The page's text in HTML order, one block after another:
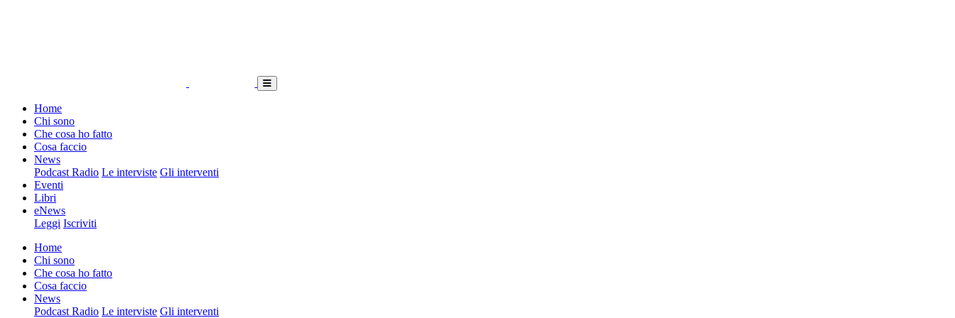
Home
Chi sono
Che cosa ho fatto
Cosa faccio
News
Podcast Radio Le interviste Gli interventi
Eventi
Libri
eNews
Leggi Iscriviti
Home
Chi sono
Che cosa ho fatto
Cosa faccio
News
Podcast Radio Le interviste Gli interventi